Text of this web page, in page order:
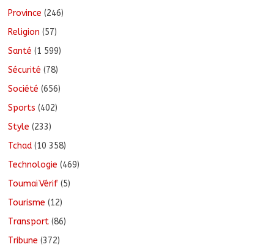
Province (246)
Religion (57)
Santé (1 599)
Sécurité (78)
Société (656)
Sports (402)
Style (233)
Tchad (10 358)
Technologie (469)
ToumaïVérif (5)
Tourisme (12)
Transport (86)
Tribune (372)